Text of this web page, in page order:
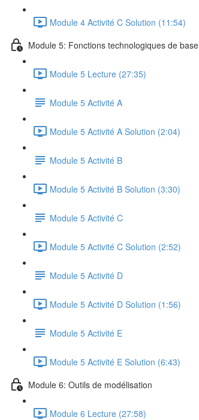
Module 4 Activité C Solution (11:54)
Module 5: Fonctions technologiques de base
Module 5 Lecture (27:35)
Module 5 Activité A
Module 5 Activité A Solution (2:04)
Module 5 Activité B
Module 5 Activité B Solution (3:30)
Module 5 Activité C
Module 5 Activité C Solution (2:52)
Module 5 Activité D
Module 5 Activité D Solution (1:56)
Module 5 Activité E
Module 5 Activité E Solution (6:43)
Module 6: Outils de modélisation
Module 6 Lecture (27:58)